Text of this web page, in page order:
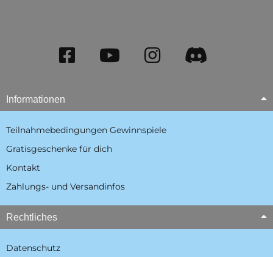
Informationen
Teilnahmebedingungen Gewinnspiele
Gratisgeschenke für dich
Kontakt
Zahlungs- und Versandinfos
Rechtliches
Datenschutz